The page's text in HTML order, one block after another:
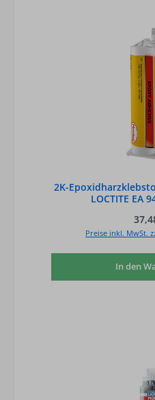
2K-
LOCTITE EA
Preise inkl. MwSt.
In den